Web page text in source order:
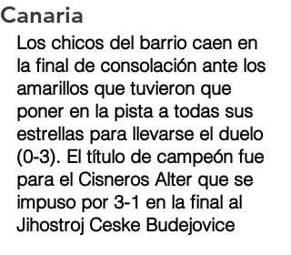
Canaria
Los chicos del barrio caen en
la final de consolación ante los
amarillos que tuvieron que
poner en la pista a todas sus
estrellas para llevarse el duelo
(0-3). El título de campeón fue
para el Cisneros Alter que se
impuso por 3-1 en la final al
Jihostroj Ceske Budejovice